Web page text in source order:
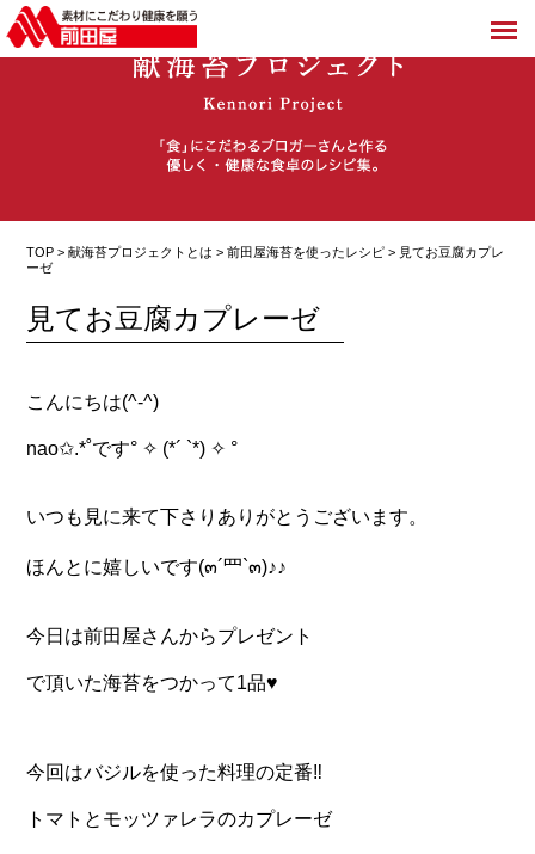
TOP >献海苔プロジェクトとは >前田屋海苔を使ったレシピ> 見てお豆腐カプレ
ーゼ
見てお豆腐カプレーゼ
こんにちは(^-^)
nao✩.*˚です° ✧ (*´ `*) ✧ °
いつも見に来て下さりありがとうございます。
ほんとに嬉しいです(๓´罒`๓)♪♪
今日は前田屋さんからプレゼント
で頂いた海苔をつかって1品♥️
今回はバジルを使った料理の定番‼️
トマトとモッツァレラのカプレーゼ